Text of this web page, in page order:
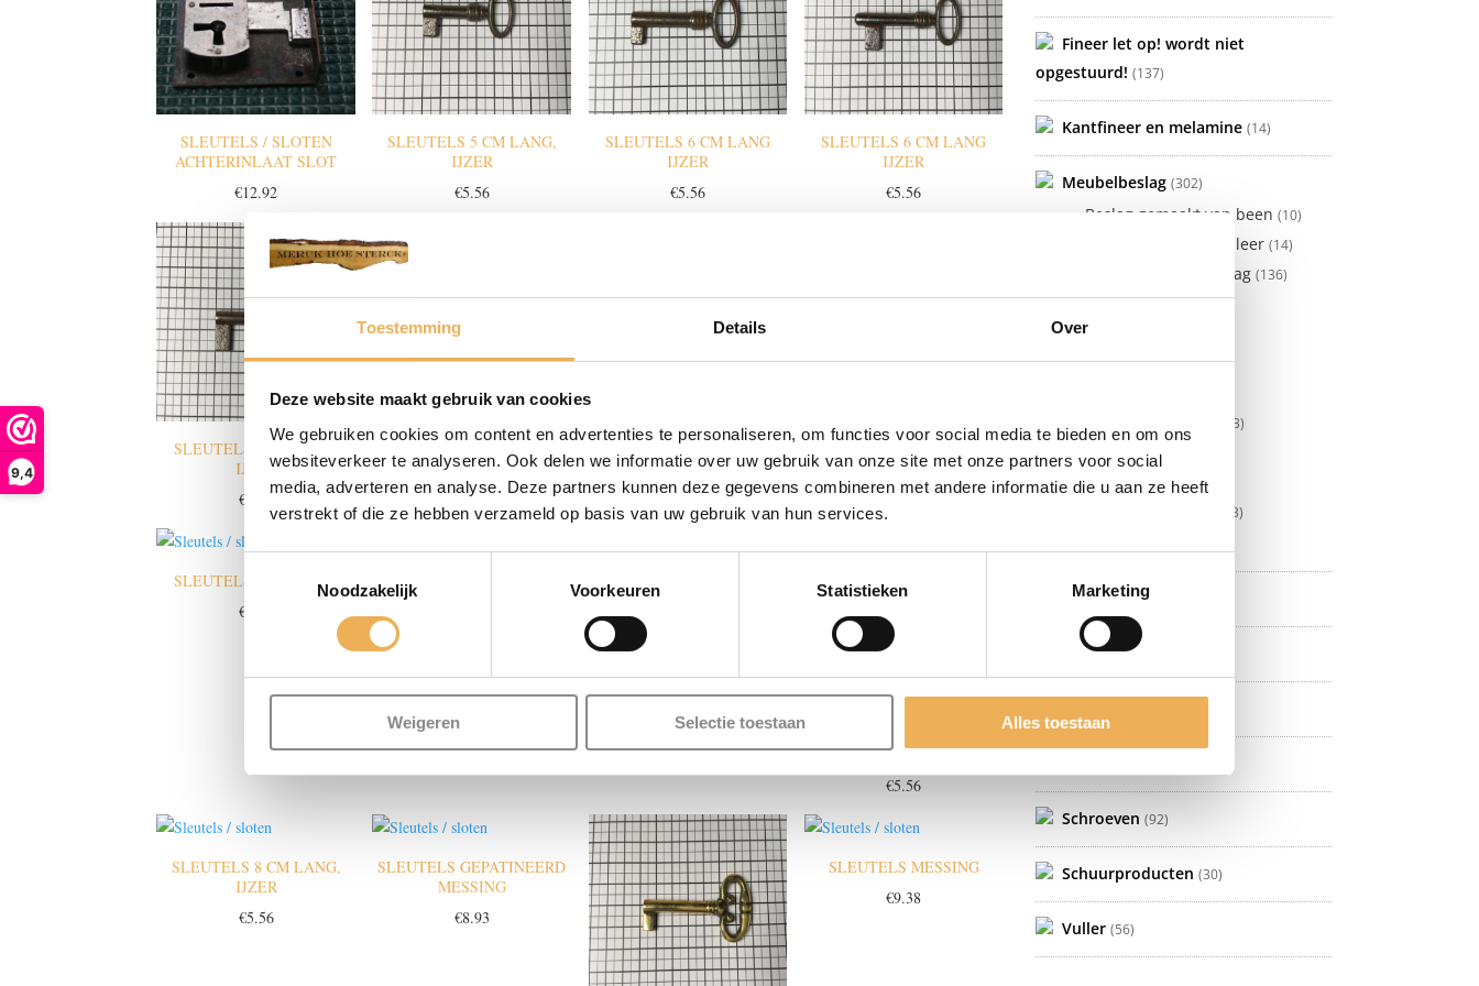
Toestemming Details Over
Deze website maakt gebruik van cookies
We gebruiken cookies om content en advertenties te personaliseren, om functies voor social media te bieden en om ons
websiteverkeer te analyseren. Ook delen we informatie over uw gebruik van onze site met onze partners voor social
media, adverteren en analyse. Deze partners kunnen deze gegevens combineren met andere informatie die u aan ze heeft
verstrekt of die ze hebben verzameld op basis van uw gebruik van hun services.
Noodzakelijk
Voorkeuren Statistieken Marketing
Weigeren Selectie toestaan Alles toestaan
9,4
SLEUTELS / SLOTEN
ACHTERINLAAT SLOT
€12.92
SLEUTELS 5 CM LANG,
IJZER
€5.56
SLEUTELS 6 CM LANG
IJZER
€5.56
SLEUTELS 6 CM LANG
IJZER
€5.56
SLEUTELS 6 CM LANG
IJZER
€ 5.56
MESSING
€8.93
IJZER
IJZER
SLEUTELS 7 CM LANG
€
SLEUTELS 7 CM LANG
SLEUTELS 7 CM LANG,
SLEUTELS 8 CM LANG
€5.56
SLEUTELS 8 CM LANG,
IJZER
€5.56
SLEUTELS GEPATINEERD
MESSING
€8.93
SLEUTELS MESSING
€9.38
Fineer let op! wordt niet
opgestuurd! (137)
Kantfineer en melamine (14)
Meubelbeslag (302)
Beslag gemaakt van been (10)
Beslag gemaakt van leer (14)
Divers gestanst beslag (136)
kabinetbeslag (32)
Knoppen
komgrepen (23)
(23)
(17)
Sloten (2)
(3)
Meubellijm (5)
Meubelwas
Schroeven (92)
Schuurproducten (30)
Vuller (56)